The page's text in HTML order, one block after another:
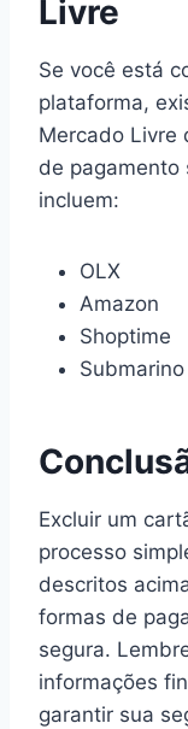
Livre
Se você está
plataforma,
Mercado Livre
de pagamento
incluem:
OLX
Amazon
Shoptime
Submarino
Excluir um
processo
descritos
formas de
segura.
informações
garantir sua